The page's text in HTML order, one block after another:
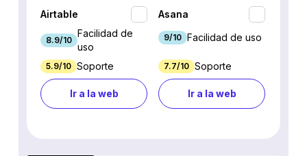
Airtable
8.9/10
Facilidad de
uso
5.9/10 Soporte
Ir a la web
Asana
9/10 Facilidad de uso
7.7/10 Soporte
Ir a la web